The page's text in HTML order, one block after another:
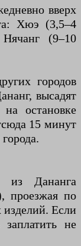
вверх
Хюэ (3,5–4
(9–10
городов
высадят
остановке
15 минут
из Дананга
проезжая по
Если
не